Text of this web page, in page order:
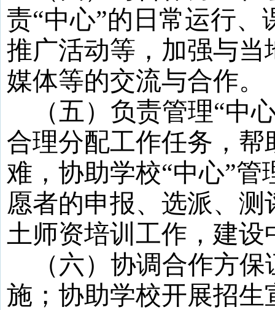
责“中心”的日常运行、
推广活动等，加强与
媒体等的交流与合作。
（五）负责管理“中
合理分配工作任务，
难，协助学校“中心”管
愿者的申报、选派、
土师资培训工作，建
（六）协调合作方
施；协助学校开展招